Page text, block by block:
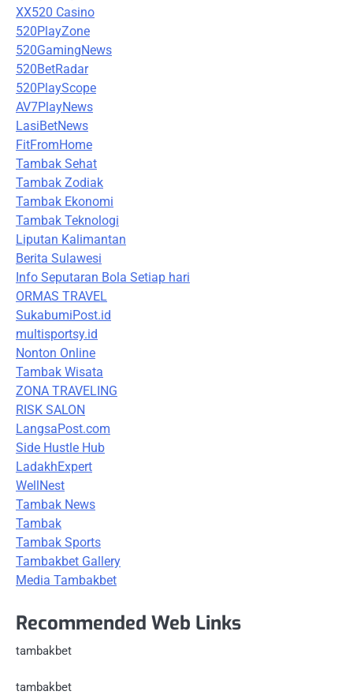
XX520 Casino
520PlayZone
520GamingNews
520BetRadar
520PlayScope
AV7PlayNews
LasiBetNews
FitFromHome
Tambak Sehat
Tambak Zodiak
Tambak Ekonomi
Tambak Teknologi
Liputan Kalimantan
Berita Sulawesi
Info Seputaran Bola Setiap hari
ORMAS TRAVEL
SukabumiPost.id
multisportsy.id
Nonton Online
Tambak Wisata
ZONA TRAVELING
RISK SALON
LangsaPost.com
Side Hustle Hub
LadakhExpert
WellNest
Tambak News
Tambak
Tambak Sports
Tambakbet Gallery
Media Tambakbet
Recommended Web Links
tambakbet
tambakbet